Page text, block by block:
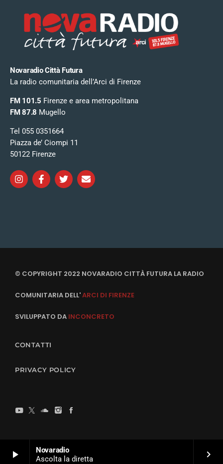
play_arrow
Novaradio
Ascolta la diretta
keyboard_arrow_right
Novaradio Città Futura
La radio comunitaria dell’Arci di Firenze
FM 101.5 Firenze e area metropolitana
FM 87.8 Mugello
Tel 055 0351664
Piazza de’ Ciompi 11
50122 Firenze
© COPYRIGHT 2022 NOVARADIO CITTÀ FUTURA LA RADIO
COMUNITARIA DELL'ARCI DI FIRENZE
SVILUPPATO DA INCONCRETO
CONTATTI
PRIVACY POLICY